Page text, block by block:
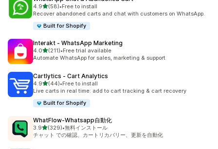
4.95つ星中
(58)
合計レビュー数：58件
•Free to install
Recover abandoned carts and chat with customers on WhatsApp.
Built for Shopify
Interakt ‑ WhatsApp Marketing
4.05つ星中
(211)
合計レビュー数：211件
•Free trial available
Automate WhatsApp for sales, marketing & support
Cartlytics ‑ Cart Analytics
4.95つ星中
(44)
合計レビュー数：44件
•Free to install
Live carts in real time: add to cart tracking & cart recovery
Built for Shopify
WhatFlow‑Whatsapp自動化
3.95つ星中
(329)
合計レビュー数：329件
•無料インストール
チャット での確認、カートリカバリー、更新を自動化